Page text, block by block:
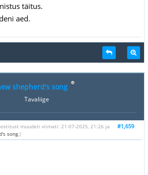
täitus.
aed.
shepherd's song
Tavaliige
#1,659
muudeti viimati: 21-07-2025, 21:26 ja
song.)